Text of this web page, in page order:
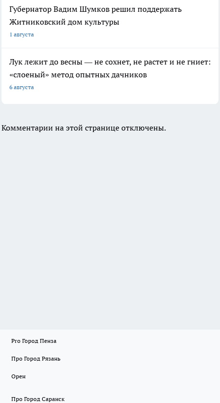
Губернатор Вадим Шумков решил поддержать
Житниковский дом культуры
1 августа
Лук лежит до весны — не сохнет, не растет и не гниет:
«слоеный» метод опытных дачников
6 августа
Комментарии на этой странице отключены.
Pro Город Пенза
Про Город Рязань
Орен
Про Город Саранск